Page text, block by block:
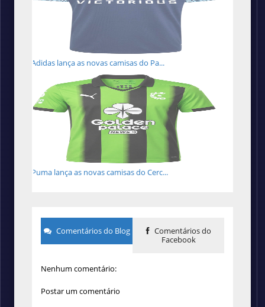
Adidas lança as novas camisas do Pa...
Puma lança as novas camisas do Cerc...
Comentários do Blog
Comentários do
Facebook
Nenhum comentário:
Postar um comentário